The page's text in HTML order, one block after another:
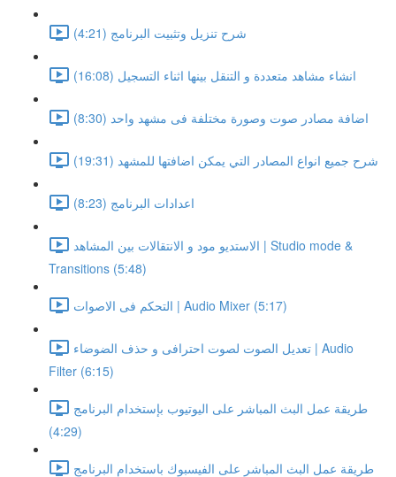
شرح تنزيل وتثبيت البرنامج (4:21)
انشاء مشاهد متعددة و التنقل بينها اثناء التسجيل (16:08)
اضافة مصادر صوت وصورة مختلفة فى مشهد واحد (8:30)
شرح جميع انواع المصادر التي يمكن اضافتها للمشهد (19:31)
اعدادات البرنامج (8:23)
الاستديو مود و الانتقالات بين المشاهد | Studio mode &
Transitions (5:48)
التحكم فى الاصوات | Audio Mixer (5:17)
تعديل الصوت لصوت احترافى و حذف الضوضاء | Audio
Filter (6:15)
طريقة عمل البث المباشر على اليوتيوب بإستخدام البرنامج
(4:29)
طريقة عمل البث المباشر على الفيسبوك باستخدام البرنامج